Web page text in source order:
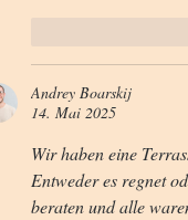
Andrey Boarskij
14. Mai 2025
Wir haben eine
Entweder es regnet
beraten und alle